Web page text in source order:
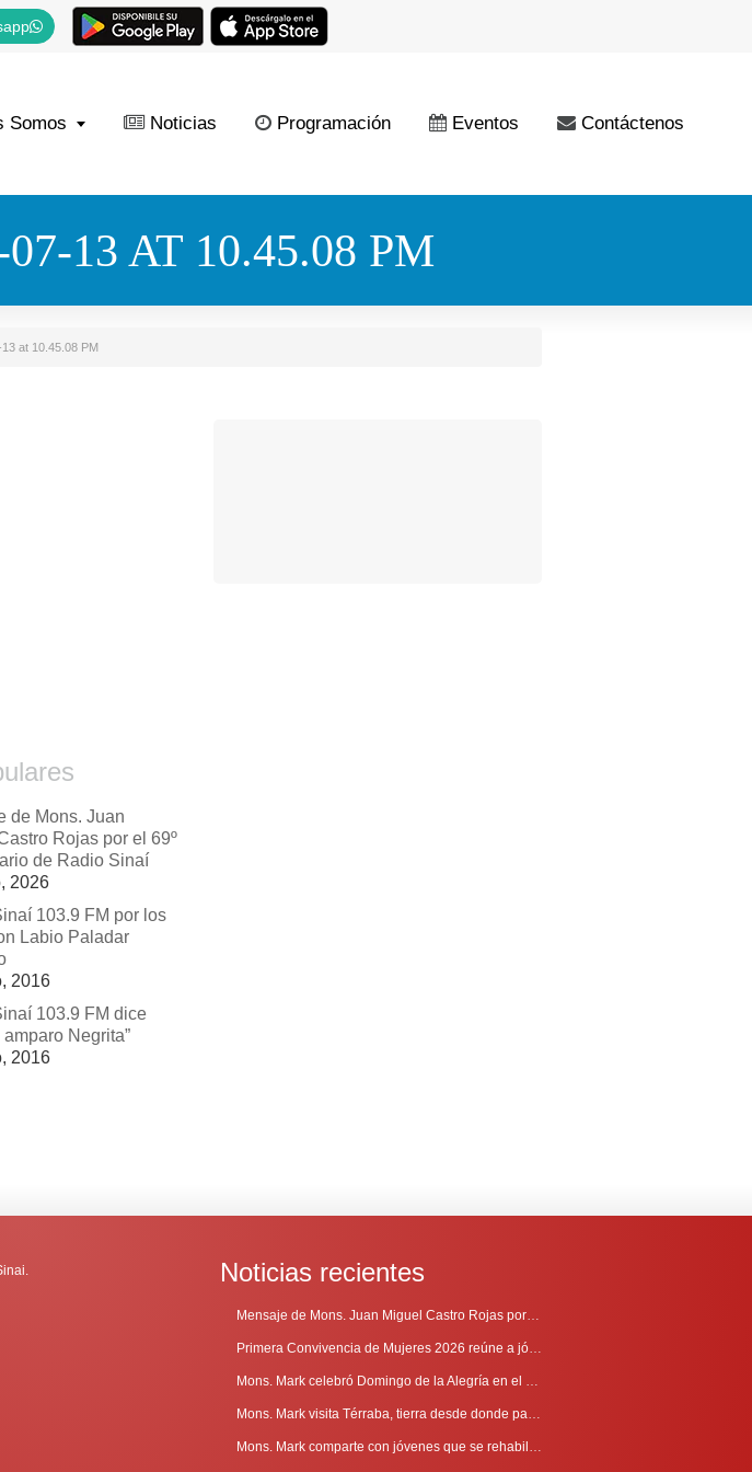
Somos Noticias Programación Eventos Contáctenos
13 AT 10.45.08 PM
at 10.45.08 PM
de Mons. Juan
Rojas por el 69º
de Radio Sinaí
2026
103.9 FM por los
Labio Paladar
2016
103.9 FM dice
amparo Negrita”
2016
Noticias recientes
Mensaje de Mons. Juan Miguel Castro Rojas por el 69º Aniversario de Radio Sinaí
Primera Convivencia de Mujeres 2026 reúne a jóvenes en proceso de discernimiento vocacional
Mons. Mark celebró Domingo de la Alegría en el Sur
Mons. Mark visita Térraba, tierra desde donde parte la evangelización
Mons. Mark comparte con jóvenes que se rehabilitan en Comunidad Cenáculo